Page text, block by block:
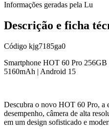
Informações geradas pela Lu
Descrição e ficha
Código kjg7185ga0
Smartphone HOT 60 Pro
5160mAh | Android 15
Descubra o novo HOT 60 Pro, a
desempenho, câmera de alta
em um design sofisticado e